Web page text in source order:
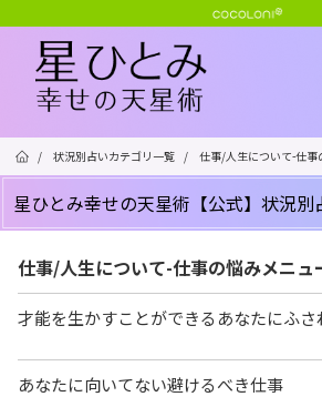
/ 状況別占いカテゴリ一覧 / 仕事/人生について-仕事
星ひとみ幸せの天星術【公式】状況別
仕事/人生について-仕事の悩みメニュ
才能を生かすことができるあなたにふ
あなたに向いてない避けるべき仕事